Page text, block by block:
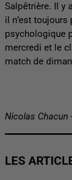
Salpêtrière. Il y
il n’est
psychologique
mercredi et le
match de
Nicolas Chacun
LES